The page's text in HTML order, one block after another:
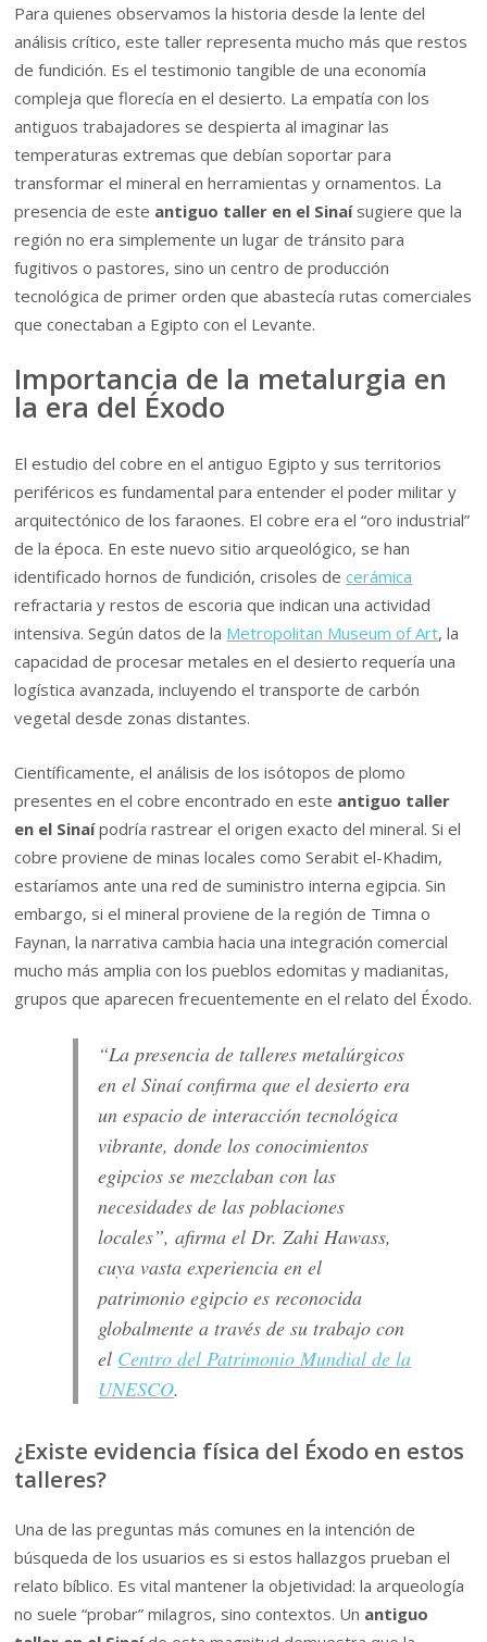
Para quienes observamos la historia desde la lente del
análisis crítico, este taller representa mucho más que restos
de fundición. Es el testimonio tangible de una economía
compleja que florecía en el desierto. La empatía con los
antiguos trabajadores se despierta al imaginar las
temperaturas extremas que debían soportar para
transformar el mineral en herramientas y ornamentos. La
presencia de este antiguo taller en el Sinaísugiere que la
región no era simplemente un lugar de tránsito para
fugitivos o pastores, sino un centro de producción
tecnológica de primer orden que abastecía rutas comerciales
que conectaban a Egipto con el Levante.
Importancia de la metalurgia en
la era del Éxodo
El estudio del cobre en el antiguo Egipto y sus territorios
periféricos es fundamental para entender el poder militar y
arquitectónico de los faraones. El cobre era el “oro industrial”
de la época. En este nuevo sitio arqueológico, se han
identificado hornos de fundición, crisoles decerámica
refractaria y restos de escoria que indican una actividad
intensiva. Según datos de la Metropolitan Museum of Art, la
capacidad de procesar metales en el desierto requería una
logística avanzada, incluyendo el transporte de carbón
vegetal desde zonas distantes.
Científicamente, el análisis de los isótopos de plomo
presentes en el cobre encontrado en este antiguo taller
en el Sinaípodría rastrear el origen exacto del mineral. Si el
cobre proviene de minas locales como Serabit el-Khadim,
estaríamos ante una red de suministro interna egipcia. Sin
embargo, si el mineral proviene de la región de Timna o
Faynan, la narrativa cambia hacia una integración comercial
mucho más amplia con los pueblos edomitas y madianitas,
grupos que aparecen frecuentemente en el relato del Éxodo.
“La presencia de talleres metalúrgicos
en el Sinaí confirma que el desierto era
un espacio de interacción tecnológica
vibrante, donde los conocimientos
egipcios se mezclaban con las
necesidades de las poblaciones
locales”, afirma el Dr. Zahi Hawass,
cuya vasta experiencia en el
patrimonio egipcio es reconocida
globalmente a través de su trabajo con
el Centro del Patrimonio Mundial de la
UNESCO.
¿Existe evidencia física del Éxodo en estos
talleres?
Una de las preguntas más comunes en la intención de
búsqueda de los usuarios es si estos hallazgos prueban el
relato bíblico. Es vital mantener la objetividad: la arqueología
no suele “probar” milagros, sino contextos. Un antiguo